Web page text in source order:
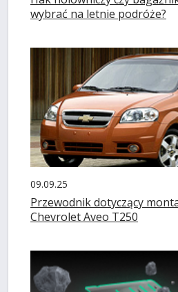
wybrać na letnie podróże?
09.09.25
Przewodnik dotyczący
Chevrolet Aveo T250